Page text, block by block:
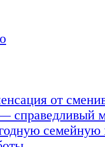
от
справедливый
семейную